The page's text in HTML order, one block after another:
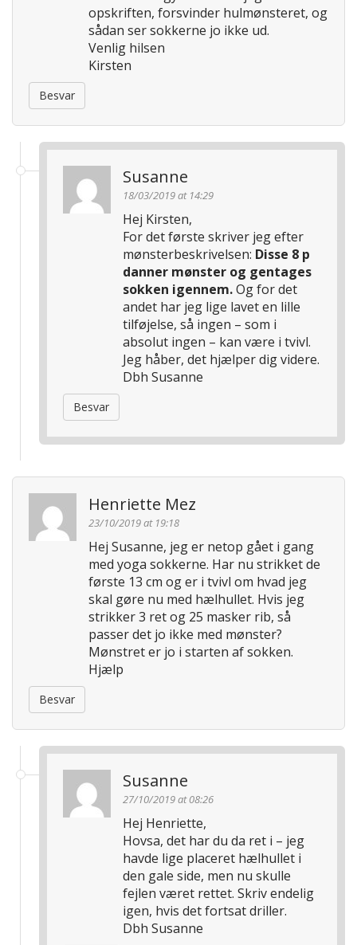
opskriften, forsvinder hulmønsteret, og
sådan ser sokkerne jo ikke ud.
Venlig hilsen
Kirsten
Besvar
Susanne
18/03/2019 at 14:29
Hej Kirsten,
For det første skriver jeg efter
mønsterbeskrivelsen: Disse 8 p
danner mønster og gentages
sokken igennem.Og for det
andet har jeg lige lavet en lille
tilføjelse, så ingen – som i
absolut ingen – kan være i tvivl.
Jeg håber, det hjælper dig videre.
Dbh Susanne
Besvar
Henriette Mez
23/10/2019 at 19:18
Hej Susanne, jeg er netop gået i gang
med yoga sokkerne. Har nu strikket de
første 13 cm og er i tvivl om hvad jeg
skal gøre nu med hælhullet. Hvis jeg
strikker 3 ret og 25 masker rib, så
passer det jo ikke med mønster?
Mønstret er jo i starten af sokken.
Hjælp
Besvar
Susanne
27/10/2019 at 08:26
Hej Henriette,
Hovsa, det har du da ret i – jeg
havde lige placeret hælhullet i
den gale side, men nu skulle
fejlen været rettet. Skriv endelig
igen, hvis det fortsat driller.
Dbh Susanne